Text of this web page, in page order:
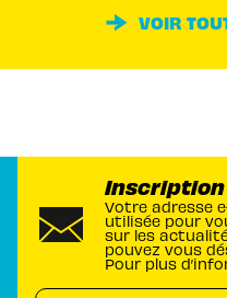
VOIR
Votre adresse
utilisée pour
sur les
pouvez vous
Pour plus